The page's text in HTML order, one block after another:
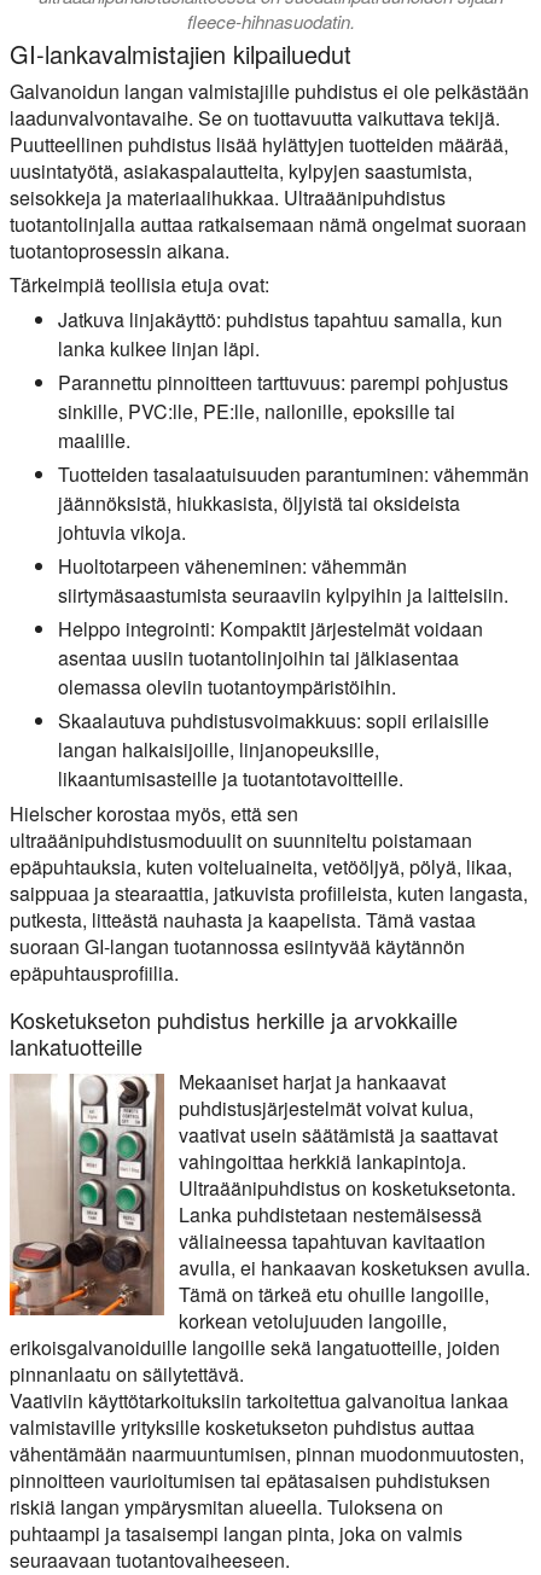
fleece-hihnasuodatin.
GI-lankavalmistajien kilpailuedut
Galvanoidun langan valmistajille puhdistus ei ole pelkästään
laadunvalvontavaihe. Se on tuottavuutta vaikuttava tekijä.
Puutteellinen puhdistus lisää hylättyjen tuotteiden määrää,
uusintatyötä, asiakaspalautteita, kylpyjen saastumista,
seisokkeja ja materiaalihukkaa. Ultraäänipuhdistus
tuotantolinjalla auttaa ratkaisemaan nämä ongelmat suoraan
tuotantoprosessin aikana.
Tärkeimpiä teollisia etuja ovat:
Jatkuva linjakäyttö: puhdistus tapahtuu samalla, kun
lanka kulkee linjan läpi.
Parannettu pinnoitteen tarttuvuus: parempi pohjustus
sinkille, PVC:lle, PE:lle, nailonille, epoksille tai
maalille.
Tuotteiden tasalaatuisuuden parantuminen: vähemmän
jäännöksistä, hiukkasista, öljyistä tai oksideista
johtuvia vikoja.
Huoltotarpeen väheneminen: vähemmän
siirtymäsaastumista seuraaviin kylpyihin ja laitteisiin.
Helppo integrointi: Kompaktit järjestelmät voidaan
asentaa uusiin tuotantolinjoihin tai jälkiasentaa
olemassa oleviin tuotantoympäristöihin.
Skaalautuva puhdistusvoimakkuus: sopii erilaisille
langan halkaisijoille, linjanopeuksille,
likaantumisasteille ja tuotantotavoitteille.
Hielscher korostaa myös, että sen
ultraäänipuhdistusmoduulit on suunniteltu poistamaan
epäpuhtauksia, kuten voiteluaineita, vetööljyä, pölyä, likaa,
saippuaa ja stearaattia, jatkuvista profiileista, kuten langasta,
putkesta, litteästä nauhasta ja kaapelista. Tämä vastaa
suoraan GI-langan tuotannossa esiintyvää käytännön
epäpuhtausprofiilia.
Kosketukseton puhdistus herkille ja arvokkaille
lankatuotteille
Mekaaniset harjat ja hankaavat
puhdistusjärjestelmät voivat kulua,
vaativat usein säätämistä ja saattavat
vahingoittaa herkkiä lankapintoja.
Ultraäänipuhdistus on kosketuksetonta.
Lanka puhdistetaan nestemäisessä
väliaineessa tapahtuvan kavitaation
avulla, ei hankaavan kosketuksen avulla.
Tämä on tärkeä etu ohuille langoille,
korkean vetolujuuden langoille,
erikoisgalvanoiduille langoille sekä langatuotteille, joiden
pinnanlaatu on säilytettävä.
Vaativiin käyttötarkoituksiin tarkoitettua galvanoitua lankaa
valmistaville yrityksille kosketukseton puhdistus auttaa
vähentämään naarmuuntumisen, pinnan muodonmuutosten,
pinnoitteen vaurioitumisen tai epätasaisen puhdistuksen
riskiä langan ympärysmitan alueella. Tuloksena on
puhtaampi ja tasaisempi langan pinta, joka on valmis
seuraavaan tuotantovaiheeseen.